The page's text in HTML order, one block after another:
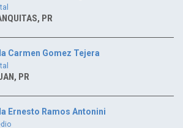
PR
Carmen Gomez Tejera
PR
Ernesto Ramos Antonini